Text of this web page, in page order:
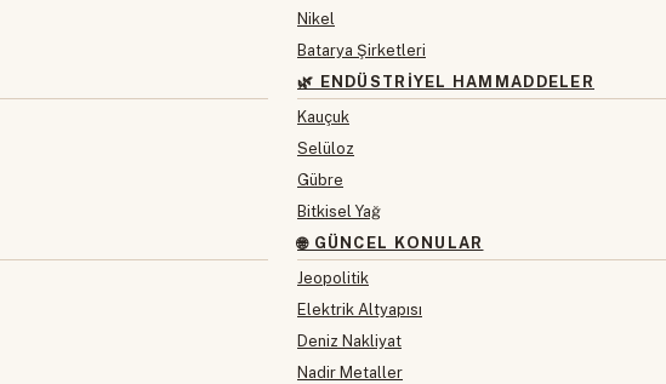
Nikel
Batarya Şirketleri
🌿 ENDÜSTRIYEL HAMMADDELER
Kauçuk
Selüloz
Gübre
Bitkisel Yağ
🌐 GÜNCEL KONULAR
Jeopolitik
Elektrik Altyapısı
Deniz Nakliyat
Nadir Metaller